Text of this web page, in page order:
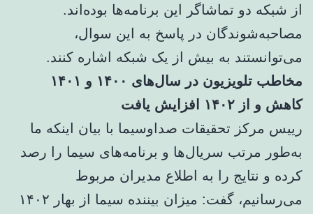
از شبکه دو تماشاگر این برنامه‌ها بوده‌اند.
‏مصاحبه‌شوندگان در پاسخ به این سوال،
می‌توانستند به بیش از یک شبکه اشاره ‏کنند. ‏
مخاطب تلویزیون در سال‌های ۱۴۰۰ و ۱۴۰۱
کاهش و از ۱۴۰۲ افزایش یافت
رییس مرکز تحقیقات صداوسیما با بیان اینکه ما
به‌طور مرتب سریال‌ها و برنامه‌های سیما را رصد
کرده و نتایج را به اطلاع مدیران مربوط
می‌رسانیم، گفت: میزان بیننده سیما از بهار ۱۴۰۲